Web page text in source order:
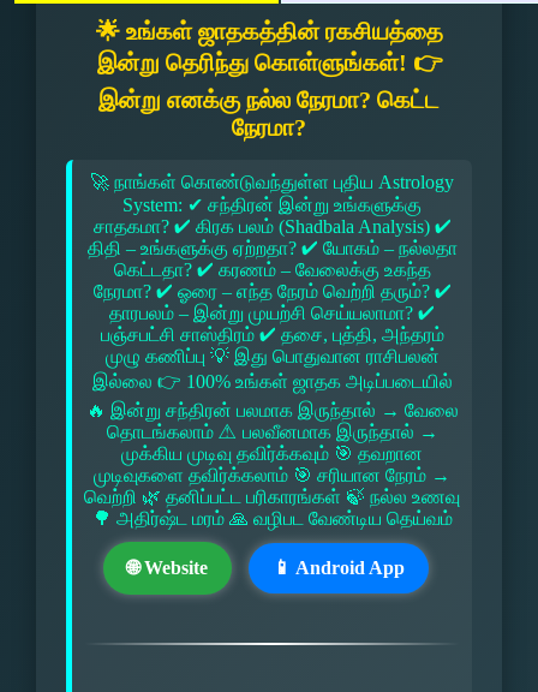
🌟 உங்கள் ஜாதகத்தின் ரகசியத்தை
இன்று தெரிந்து கொள்ளுங்கள்! 👉
இன்று எனக்கு நல்ல நேரமா? கெட்ட
நேரமா?
🚀 நாங்கள் கொண்டுவந்துள்ள புதிய Astrology
System: ✔ சந்திரன் இன்று உங்களுக்கு
சாதகமா? ✔ கிரக பலம் (Shadbala Analysis) ✔
திதி – உங்களுக்கு ஏற்றதா? ✔ யோகம் – நல்லதா
கெட்டதா? ✔ கரணம் – வேலைக்கு உகந்த
நேரமா? ✔ ஓரை – எந்த நேரம் வெற்றி தரும்? ✔
தாரபலம் – இன்று முயற்சி செய்யலாமா? ✔
பஞ்சபட்சி சாஸ்திரம் ✔ தசை, புத்தி, அந்தரம்
முழு கணிப்பு 💡 இது பொதுவான ராசிபலன்
இல்லை 👉 100% உங்கள் ஜாதக அடிப்படையில்
🔥 இன்று சந்திரன் பலமாக இருந்தால் → வேலை
தொடங்கலாம் ⚠ பலவீனமாக இருந்தால் →
முக்கிய முடிவு தவிர்க்கவும் 🎯 தவறான
முடிவுகளை தவிர்க்கலாம் 🎯 சரியான நேரம் →
வெற்றி 🌿 தனிப்பட்ட பரிகாரங்கள் 🍃 நல்ல உணவு
🌳 அதிர்ஷ்ட மரம் 🙏 வழிபட வேண்டிய தெய்வம்
🌐 Website 📱 Android App